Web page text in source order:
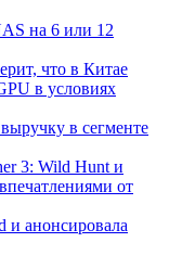
на 6 или 12
что в Китае
в условиях
в сегменте
3: Wild Hunt и
от
и анонсировала